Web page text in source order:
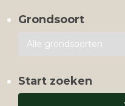
Grondsoort
Start zoeken